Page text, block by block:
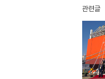
관련글